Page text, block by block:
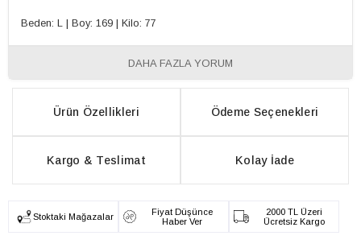
Beden: L | Boy: 169 | Kilo: 77
DAHA FAZLA YORUM
Ürün Özellikleri Ödeme Seçenekleri
Kargo & Teslimat Kolay İade
Stoktaki Mağazalar
Fiyat Düşünce
Haber Ver
2000 TL Üzeri
Ücretsiz Kargo